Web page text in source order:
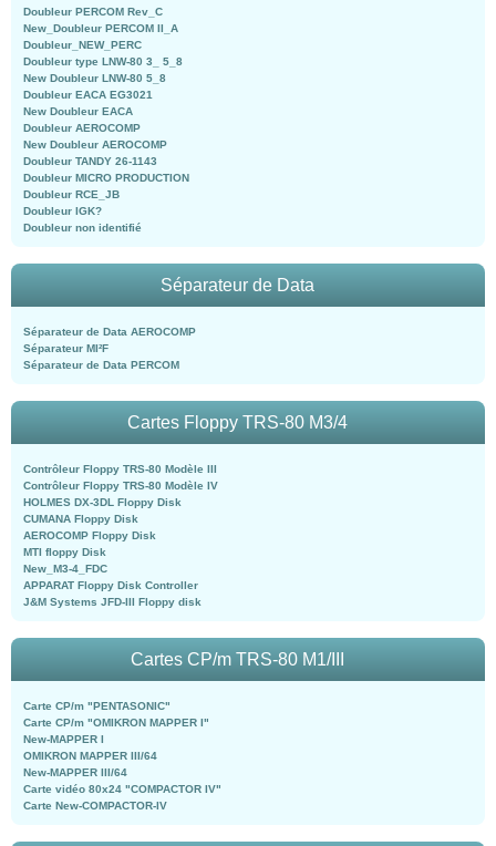
Doubleur PERCOM Rev_C
New_Doubleur PERCOM II_A
Doubleur_NEW_PERC
Doubleur type LNW-80 3_ 5_8
New Doubleur LNW-80 5_8
Doubleur EACA EG3021
New Doubleur EACA
Doubleur AEROCOMP
New Doubleur AEROCOMP
Doubleur TANDY 26-1143
Doubleur MICRO PRODUCTION
Doubleur RCE_JB
Doubleur IGK?
Doubleur non identifié
Séparateur de Data
Séparateur de Data AEROCOMP
Séparateur MI²F
Séparateur de Data PERCOM
Cartes Floppy TRS-80 M3/4
Contrôleur Floppy TRS-80 Modèle III
Contrôleur Floppy TRS-80 Modèle IV
HOLMES DX-3DL Floppy Disk
CUMANA Floppy Disk
AEROCOMP Floppy Disk
MTI floppy Disk
New_M3-4_FDC
APPARAT Floppy Disk Controller
J&M Systems JFD-III Floppy disk
Cartes CP/m TRS-80 M1/III
Carte CP/m "PENTASONIC"
Carte CP/m "OMIKRON MAPPER I"
New-MAPPER I
OMIKRON MAPPER III/64
New-MAPPER III/64
Carte vidéo 80x24 "COMPACTOR IV"
Carte New-COMPACTOR-IV